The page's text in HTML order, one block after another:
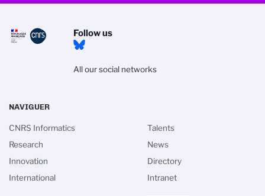
Follow us
All our social networks
NAVIGUER
CNRS Informatics
Research
Innovation
International
Talents
News
Directory
Intranet